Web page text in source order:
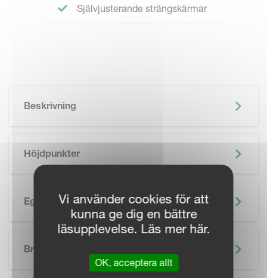
Självjusterande strängskärmar
Beskrivning
Höjdpunkter
Egenskaper
Broschyr
SKIP BROCHURE
Vi använder cookies för att
kunna ge dig en bättre
läsupplevelse. Läs mer här.
OK, acceptera allt